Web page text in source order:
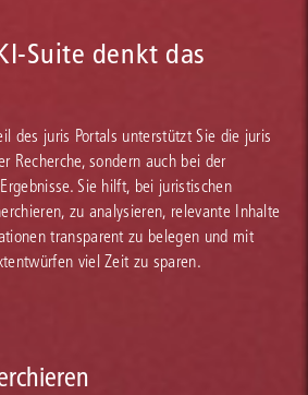
Suite denkt das
des juris Portals unterstützt Sie die juris
Recherche, sondern auch bei der
Sie hilft, bei juristischen
zu analysieren, relevante Inhalte
transparent zu belegen und mit
viel Zeit zu sparen.